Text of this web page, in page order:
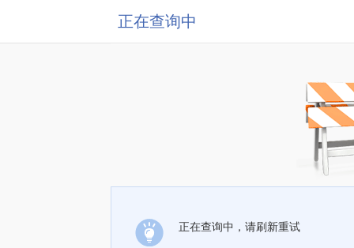
正在查询中
正在查询中，请刷新重试